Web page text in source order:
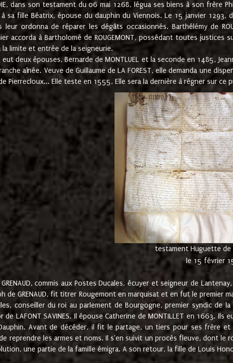
dans son testament du 06 mai 1268, légua ses biens à son frère
sa fille Béatrix, épouse du dauphin du Viennois. Le 15 janvier 1293,
leur ordonna de réparer les dégâts occasionnés. Barthélémy de
accorda à Bartholomé de ROUGEMONT, possédant toutes
limite et entrée de la seigneurie.
eut deux épouses, Bernarde de MONTLUEL et la seconde en 1485,
aînée. Veuve de Guillaume de LA FOREST, elle demanda une
Pierrecloux... Elle teste en 1555. Elle sera la dernière à régner sur ce
testament Huguette de
le 15 février
commis aux Postes Ducales, écuyer et seigneur de
de GRENAUD, fit titrer Rougemont en marquisat et en fut le premier
conseiller du roi au parlement de Bourgogne, premier syndic de
de LAFONT SAVINES. Il épouse Catherine de MONTILLET en 1663.
Avant de décéder, il fit le partage, un tiers pour ses frère
de reprendre les armes et noms. Il s'en suivit un procès fleuve, dont le
une partie de la famille émigra. A son retour, la fille de Louis